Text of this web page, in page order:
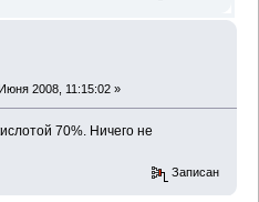
2008, 11:15:02 »
70%. Ничего не
Записан